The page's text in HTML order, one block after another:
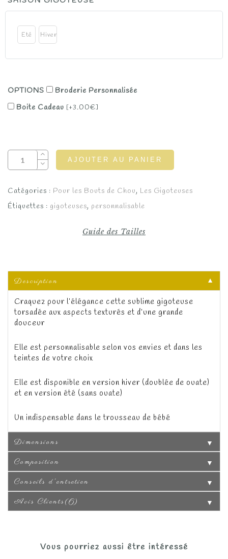
Eté Hiver
OPTIONS
Broderie Personnalisée
Boite Cadeau [+3.00€]
AJOUTER AU PANIER
Catégories : Pour les Bouts de Chou, Les Gigoteuses
Étiquettes : gigoteuses, personnalisable
Guide des Tailles
Description
▼
Craquez pour l’élégance cette sublime gigoteuse
torsadée aux aspects texturés et d’une grande
douceur
Elle est personnalisable selon vos envies et dans les
teintes de votre choix
Elle est disponible en version hiver (doublée de ouate)
et en version été (sans ouate)
Un indispensable dans le trousseau de bébé
Dimensions ▼
Composition ▼
Conseils d'entretien ▼
Avis Clients(6) ▼
Vous pourriez aussi être intéressé